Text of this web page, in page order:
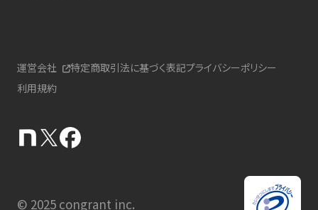
運営会社 特定商取引法に基づく表記プライバシーポリシー
利用規約
© 2025 congrant inc.